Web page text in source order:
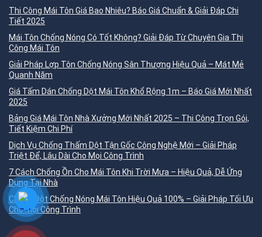
Thi Công Mái Tôn Giá Bao Nhiêu? Báo Giá Chuẩn & Giải Đáp Chi
Tiết 2025
Mái Tôn Chống Nóng Có Tốt Không? Giải Đáp Từ Chuyên Gia Thi
Công Mái Tôn
Giải Pháp Lợp Tôn Chống Nóng Sân Thượng Hiệu Quả – Mát Mẻ
Quanh Năm
Giá Tấm Dán Chống Dột Mái Tôn Khổ Rộng 1m – Báo Giá Mới Nhất
2025
Bảng Giá Mái Tôn Nhà Xưởng Mới Nhất 2025 – Thi Công Trọn Gói,
Tiết Kiệm Chi Phí
Dịch Vụ Chống Thấm Dột Tận Gốc Công Nghệ Mới – Giải Pháp
Triệt Để, Lâu Dài Cho Mọi Công Trình
7 Cách Chống Ồn Cho Mái Tôn Khi Trời Mưa – Hiệu Quả, Dễ Ứng
Dụng Tại Nhà
Chống Dột Chống Nóng Mái Tôn Hiệu Quả 100% – Giải Pháp Tối Ưu
Cho Mọi Công Trình